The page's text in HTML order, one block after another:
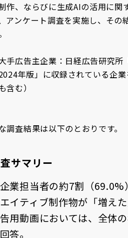
作、ならびに生成AIの活用に関
アンケート調査を実施し、その
手広告主企業：日経広告研究所
年版」に収録されている企
含む）
調査結果は以下のとおりです。
サマリー
業担当者の約7割（69.0%
イティブ制作物が「増え
用動画においては、全体
答。